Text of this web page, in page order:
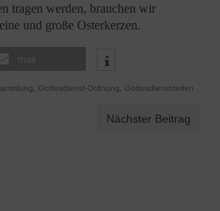
tragen werden, brauchen wir
und große Osterkerzen.
Gottesdienst-Ordnung Gottesdienstzeiten
Nächster Beitrag